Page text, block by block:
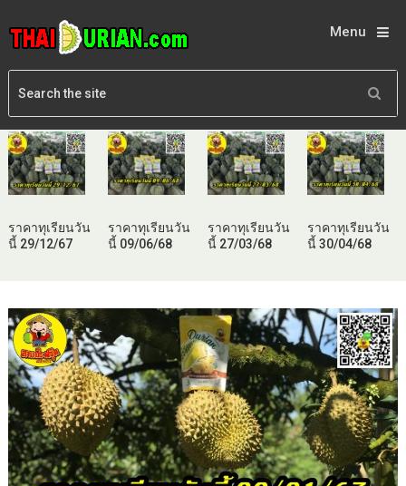
Menu
ราคาทุเรียนวัน
นี้ 29/12/67
ราคาทุเรียนวัน
นี้ 09/06/68
ราคาทุเรียนวัน
นี้ 27/03/68
ราคาทุเรียนวัน
นี้ 30/04/68